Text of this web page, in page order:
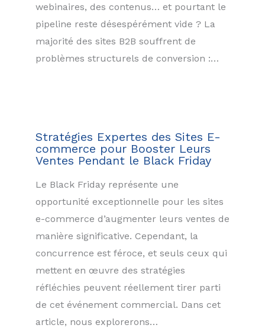
webinaires, des contenus… et pourtant le
pipeline reste désespérément vide ? La
majorité des sites B2B souffrent de
problèmes structurels de conversion :…
Stratégies Expertes des Sites E-
commerce pour Booster Leurs
Ventes Pendant le Black Friday
Le Black Friday représente une
opportunité exceptionnelle pour les sites
e-commerce d’augmenter leurs ventes de
manière significative. Cependant, la
concurrence est féroce, et seuls ceux qui
mettent en œuvre des stratégies
réfléchies peuvent réellement tirer parti
de cet événement commercial. Dans cet
article, nous explorerons…